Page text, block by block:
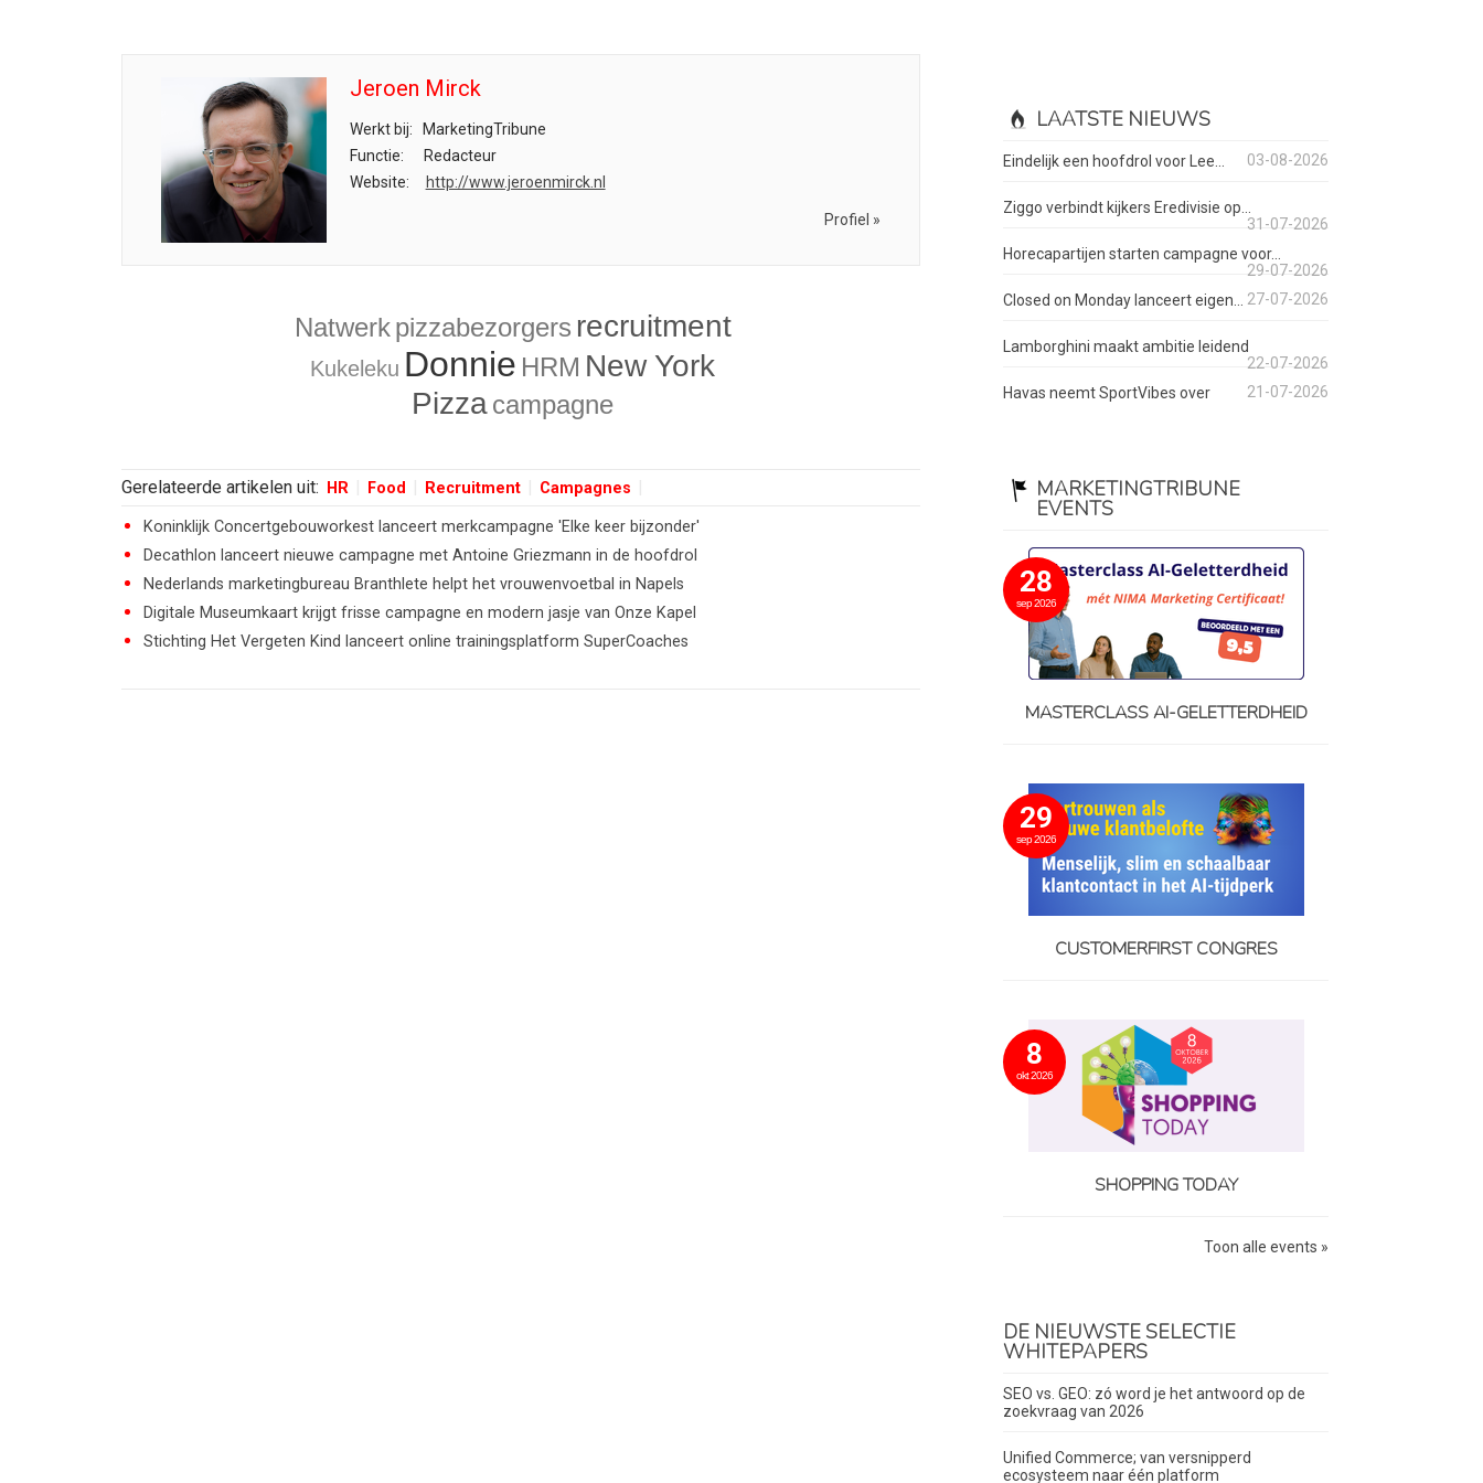
Jeroen Mirck
Werkt bij:
MarketingTribune
Functie:
Redacteur
Website:
http://www.jeroenmirck.nl
Profiel »
Natwerkpizzabezorgers recruitment
Kukeleku Donnie HRM New York
Pizzacampagne
Gerelateerde artikelen uit: HR Food Recruitment Campagnes
Koninklijk Concertgebouworkest lanceert merkcampagne 'Elke keer bijzonder'
Decathlon lanceert nieuwe campagne met Antoine Griezmann in de hoofdrol
Nederlands marketingbureau Branthlete helpt het vrouwenvoetbal in Napels
Digitale Museumkaart krijgt frisse campagne en modern jasje van Onze Kapel
Stichting Het Vergeten Kind lanceert online trainingsplatform SuperCoaches
LAATSTE NIEUWS
Eindelijk een hoofdrol voor Lee... 03-08-2026
Ziggo verbindt kijkers Eredivisie op...
31-07-2026
Horecapartijen starten campagne voor...
29-07-2026
Closed on Monday lanceert eigen...
27-07-2026
Lamborghini maakt ambitie leidend
22-07-2026
Havas neemt SportVibes over
21-07-2026
MARKETINGTRIBUNE
EVENTS
28
sep 2026
MASTERCLASS AI-GELETTERDHEID
29
sep 2026
CUSTOMERFIRST CONGRES
8
okt 2026
SHOPPING TODAY
Toon alle events »
DE NIEUWSTE SELECTIE
WHITEPAPERS
SEO vs. GEO: zó word je het antwoord op de
zoekvraag van 2026
Unified Commerce; van versnipperd
ecosysteem naar één platform